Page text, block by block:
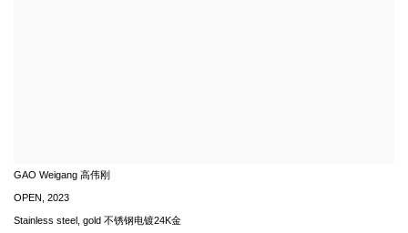
GAO Weigang 高伟刚
OPEN 2023
Stainless steel, gold 不锈钢电镀24K金